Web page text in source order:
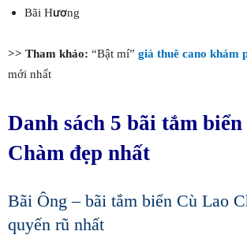
Bãi Hương
>> Tham khảo: “Bật mí” giá thuê cano khám
mới nhất
Danh sách 5 bãi tắm
Chàm đẹp nhất
Bãi Ông – bãi tắm biển Cù Lao
quyến rũ nhất